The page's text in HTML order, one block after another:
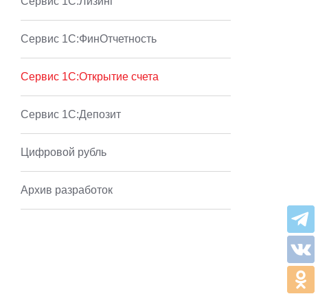
Сервис 1С:ФинОтчетность
Сервис 1С:Открытие счета
Сервис 1С:Депозит
Цифровой рубль
Архив разработок